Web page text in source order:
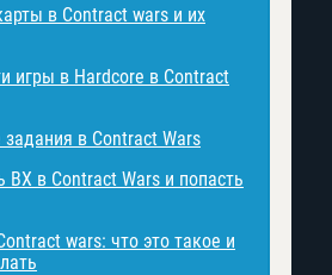
в Contract wars и их
игры в Hardcore в Contract
в Contract Wars
ВХ в Contract Wars и попасть
wars: что это такое и